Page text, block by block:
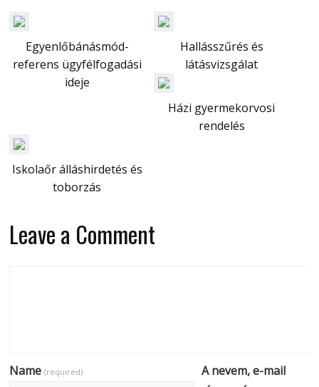
Egyenlőbánásmód-
referens ügyfélfogadási
ideje
Hallásszűrés és
látásvizsgálat
Házi gyermekorvosi
rendelés
Iskolaőr álláshirdetés és
toborzás
Leave a Comment
Name(required)
A nevem, e-mail